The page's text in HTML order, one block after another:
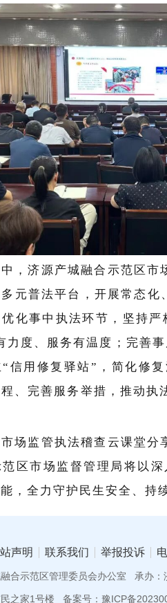
，济源产城融合示范区
元普法平台，开展常态
化事中执法环节，坚持
力度、服务有温度；完善
信用修复驿站”，简化修
、完善服务举措，推动执
场监管执法稽查云课堂分
区市场监督管理局将以
，全力守护民生安全、持
声明 联系我们 举报投诉
合示范区管理委员会办公室 承办：
之家1号楼 备案号：豫ICP备